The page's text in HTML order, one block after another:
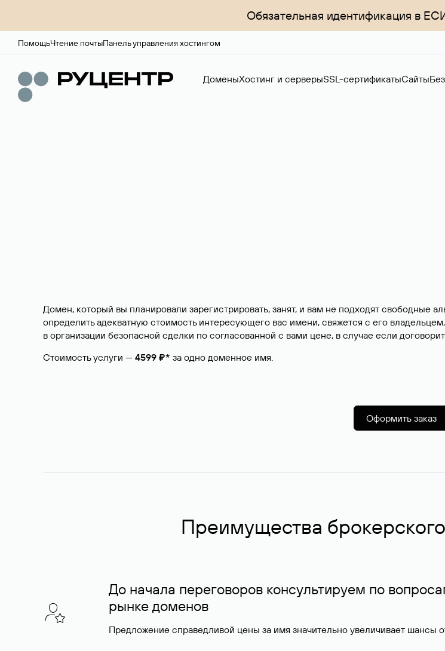
Обязательная идентификация в
ПомощьЧтение почтыПанель управления хостингом
ДоменыХостинг и серверыSSL-сертификатыСайты
Домен, который вы планировали зарегистрировать, занят, и вам не подходят свободные
определить адекватную стоимость интересующего вас имени, свяжется с его
в организации безопасной сделки по согласованной с вами цене, в случае если
Стоимость услуги — 4599 ₽* за одно доменное имя.
Оформить заказ
Преимущества
До начала переговоров консультируем по
рынке доменов
Предложение справедливой цены за имя значительно увеличивает шансы